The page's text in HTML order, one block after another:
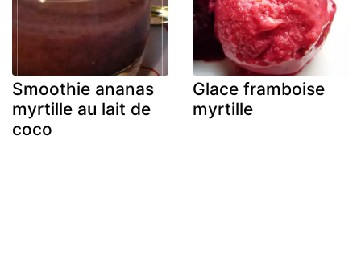
Smoothie ananas
myrtille au lait de
coco
Glace framboise
myrtille